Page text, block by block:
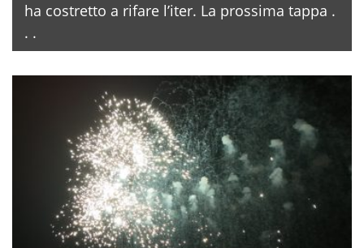
ha costretto a rifare l’iter. La prossima tappa .
. .